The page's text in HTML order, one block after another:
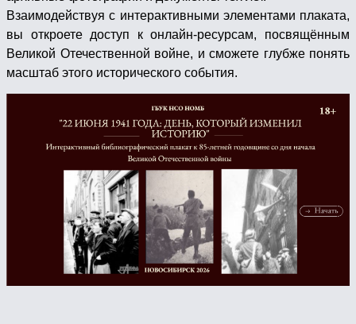
Взаимодействуя с интерактивными элементами плаката,
вы откроете доступ к онлайн‑ресурсам, посвящённым
Великой Отечественной войне, и сможете глубже понять
масштаб этого исторического события.